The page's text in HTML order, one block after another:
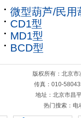
微型葫芦/民用
CD1型
MD1型
BCD型
版权所有：北京
传真：010-
地址：北京市
热门搜索： 电